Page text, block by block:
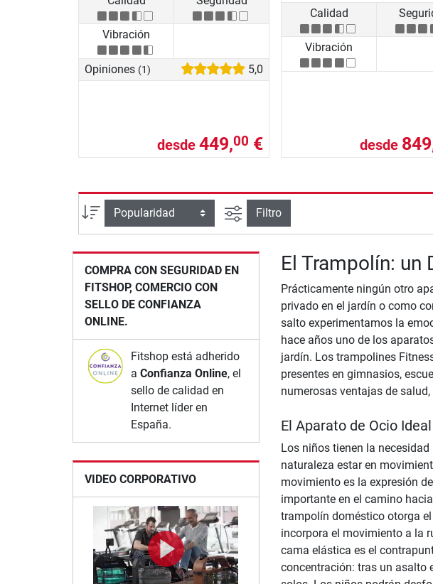
Vibración
Opiniones (1) 5,0
desde 449,00 €
Calidad
Vibración
desde
Ordenar por Busqueda avanzada
Filtro
COMPRA CON SEGURIDAD EN
FITSHOP, COMERCIO CON
SELLO DE CONFIANZA
ONLINE.
Fitshop está adherido
aConfianza Online, el
sello de calidad en
Internet líder en
España.
VIDEO CORPORATIVO
El Trampolín: un
Prácticamente ningún otro
privado en el jardín o como
salto experimentamos la
hace años uno de los
jardín. Los trampolines
presentes en gimnasios,
numerosas ventajas de
El Aparato de Ocio
Los niños tienen la
naturaleza estar en
movimiento es la expresión
importante en el camino
trampolín doméstico otorga
incorpora el movimiento a la
cama elástica es el
concentración: tras un asalto